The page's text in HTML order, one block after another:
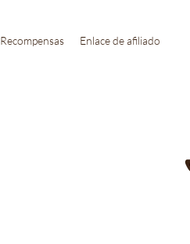
Recompensas Enlace de afiliado